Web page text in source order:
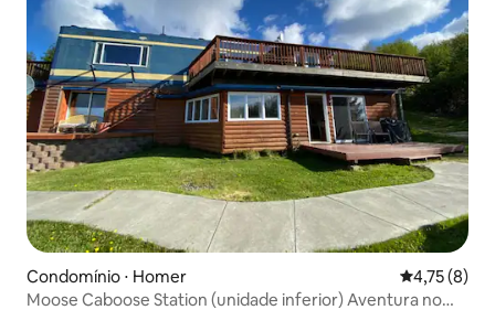
Condomínio ⋅ Homer 4,75 de
4,75 (8)
Moose Caboose Station (unidade inferior) Aventura no